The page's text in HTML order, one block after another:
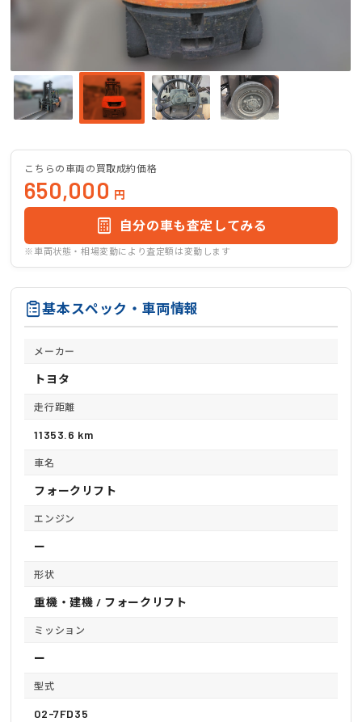
こちらの車両の買取成約価格
650,000 円
自分の車も査定してみる
※車両状態・相場変動により査定額は変動します
基本スペック・車両情報
メーカー
トヨタ
走行距離
11353.6 km
車名
フォークリフト
エンジン
ー
形状
重機・建機 / フォークリフト
ミッション
ー
型式
02-7FD35